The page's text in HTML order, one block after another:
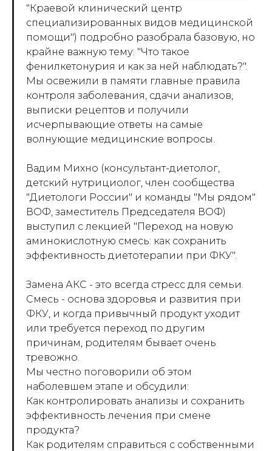
"Краевой клинический центр
специализированных видов медицинской
помощи") подробно разобрала базовую, но
крайне важную тему: "Что такое
фенилкетонурия и как за ней наблюдать?".
Мы освежили в памяти главные правила
контроля заболевания, сдачи анализов,
выписки рецептов и получили
исчерпывающие ответы на самые
волнующие медицинские вопросы.
Вадим Михно (консультант-диетолог,
детский нутрициолог, член сообщества
"Диетологи России" и команды "Мы рядом"
ВОФ, заместитель Председателя ВОФ)
выступил с лекцией "Переход на новую
аминокислотную смесь: как сохранить
эффективность диетотерапии при ФКУ".
Замена АКС - это всегда стресс для семьи.
Смесь - основа здоровья и развития при
ФКУ, и когда привычный продукт уходит
или требуется переход по другим
причинам, родителям бывает очень
тревожно.
Мы честно поговорили об этом
наболевшем этапе и обсудили:
Как контролировать анализы и сохранить
эффективность лечения при смене
продукта?
Как родителям справиться с собственными